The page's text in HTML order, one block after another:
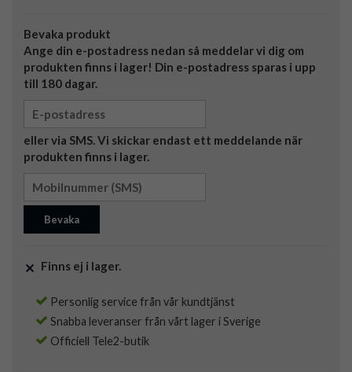
Bevaka produkt
Ange din e-postadress nedan så meddelar vi dig om
produkten finns i lager! Din e-postadress sparas i upp
till 180 dagar.
eller via SMS. Vi skickar endast ett meddelande när
produkten finns i lager.
Bevaka
Finns ej i lager.
Personlig service från vår kundtjänst
Snabba leveranser från vårt lager i Sverige
Officiell Tele2-butik